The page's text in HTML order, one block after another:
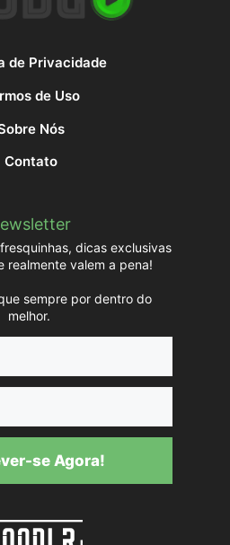
de Privacidade
de Uso
Nós
Contato
dicas exclusivas
realmente valem a pena!
sempre por dentro do
melhor.
se Agora!